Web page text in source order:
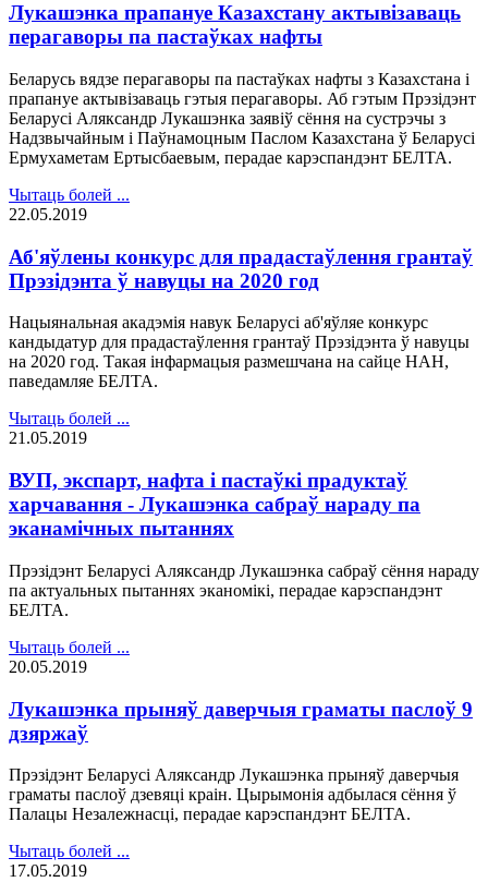
Лукашэнка прапануе Казахстану актывізаваць
перагаворы па пастаўках нафты
Беларусь вядзе перагаворы па пастаўках нафты з Казахстана і
прапануе актывізаваць гэтыя перагаворы. Аб гэтым Прэзідэнт
Беларусі Аляксандр Лукашэнка заявіў сёння на сустрэчы з
Надзвычайным і Паўнамоцным Паслом Казахстана ў Беларусі
Ермухаметам Ертысбаевым, перадае карэспандэнт БЕЛТА.
Чытаць болей ...
22.05.2019
Аб'яўлены конкурс для прадастаўлення грантаў
Прэзідэнта ў навуцы на 2020 год
Нацыянальная акадэмія навук Беларусі аб'яўляе конкурс
кандыдатур для прадастаўлення грантаў Прэзідэнта ў навуцы
на 2020 год. Такая інфармацыя размешчана на сайце НАН,
паведамляе БЕЛТА.
Чытаць болей ...
21.05.2019
ВУП, экспарт, нафта і пастаўкі прадуктаў
харчавання - Лукашэнка сабраў нараду па
эканамічных пытаннях
Прэзідэнт Беларусі Аляксандр Лукашэнка сабраў сёння нараду
па актуальных пытаннях эканомікі, перадае карэспандэнт
БЕЛТА.
Чытаць болей ...
20.05.2019
Лукашэнка прыняў даверчыя граматы паслоў 9
дзяржаў
Прэзідэнт Беларусі Аляксандр Лукашэнка прыняў даверчыя
граматы паслоў дзевяці краін. Цырымонія адбылася сёння ў
Палацы Незалежнасці, перадае карэспандэнт БЕЛТА.
Чытаць болей ...
17.05.2019